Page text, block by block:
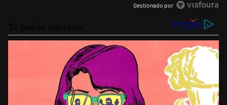
Gestionado por